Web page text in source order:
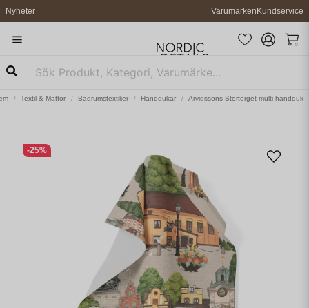
Nyheter VarumärkenKundservice
Textil & Mattor Badrumstextilier Handdukar Arvidssons Stortorget multi handduk
-25%